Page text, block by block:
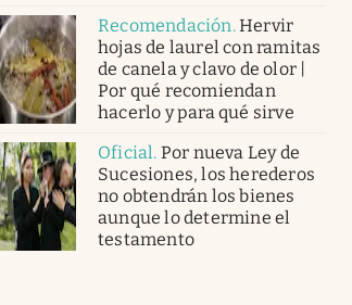
Recomendación.Hervir
hojas de laurel con ramitas
de canela y clavo de olor |
Por qué recomiendan
hacerlo y para qué sirve
Oficial. Por nueva Ley de
Sucesiones, los herederos
no obtendrán los bienes
aunque lo determine el
testamento